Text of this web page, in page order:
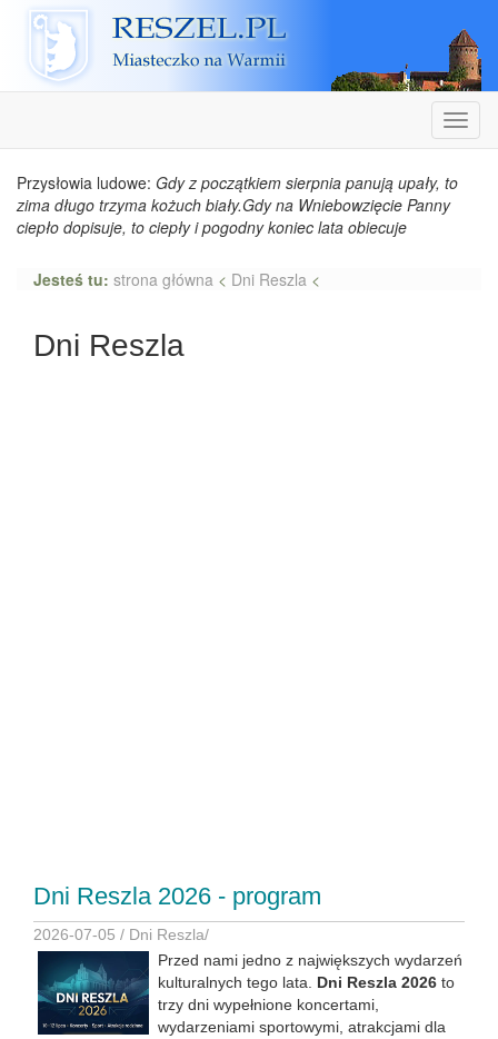
Reszel
Przysłowia ludowe: Gdy z początkiem sierpnia panują upały, to
zima długo trzyma kożuch biały.Gdy na Wniebowzięcie Panny
ciepło dopisuje, to ciepły i pogodny koniec lata obiecuje
Jesteś tu: strona główna < Dni Reszla <
Dni Reszla
Dni Reszla 2026 - program
2026-07-05 / Dni Reszla/
Przed nami jedno z największych wydarzeń
kulturalnych tego lata. Dni Reszla 2026 to
trzy dni wypełnione koncertami,
wydarzeniami sportowymi, atrakcjami dla